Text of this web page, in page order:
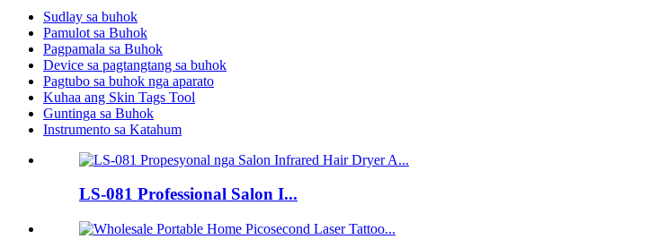
Sudlay sa buhok
Pamulot sa Buhok
Pagpamala sa Buhok
Device sa pagtangtang sa buhok
Pagtubo sa buhok nga aparato
Kuhaa ang Skin Tags Tool
Guntinga sa Buhok
Instrumento sa Katahum
LS-081 Professional Salon I...